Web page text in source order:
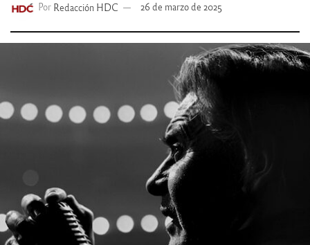
Por Redacción HDC 26 de marzo de 2025